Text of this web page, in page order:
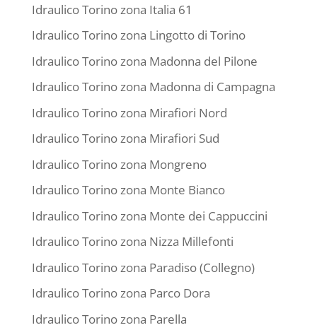
Idraulico Torino zona Italia 61
Idraulico Torino zona Lingotto di Torino
Idraulico Torino zona Madonna del Pilone
Idraulico Torino zona Madonna di Campagna
Idraulico Torino zona Mirafiori Nord
Idraulico Torino zona Mirafiori Sud
Idraulico Torino zona Mongreno
Idraulico Torino zona Monte Bianco
Idraulico Torino zona Monte dei Cappuccini
Idraulico Torino zona Nizza Millefonti
Idraulico Torino zona Paradiso (Collegno)
Idraulico Torino zona Parco Dora
Idraulico Torino zona Parella